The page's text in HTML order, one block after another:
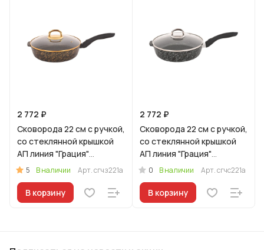
2 772 ₽
Сковорода 22 см с ручкой,
со стеклянной крышкой
АП линия "Грация"
(черный/золото)
5 В наличии Арт.сгчз221а
В корзину
2 772 ₽
Сковорода 22 см с ручкой,
со стеклянной крышкой
АП линия "Грация"
(черный/серебро)
0 В наличии Арт.сгчс221а
В корзину